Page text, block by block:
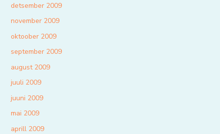
detsember 2009
november 2009
oktoober 2009
september 2009
august 2009
juuli 2009
juuni 2009
mai 2009
aprill 2009